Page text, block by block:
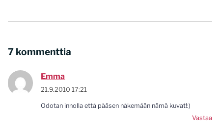
7 kommenttia
Emma
21.9.2010 17:21
Odotan innolla että pääsen näkemään nämä kuvat!:)
Vastaa